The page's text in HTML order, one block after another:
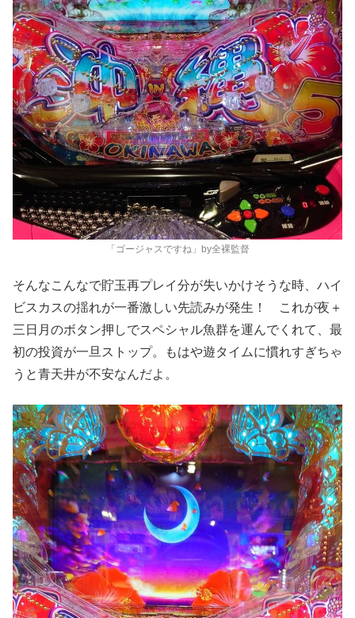
「ゴージャスですね」by全裸監督
そんなこんなで貯⽟再プレイ分が失いかけそうな時、ハイ
ビスカスの揺れが⼀番激しい先読みが発⽣！ これが夜＋
三⽇⽉のボタン押しでスペシャル⿂群を運んでくれて、最
初の投資が⼀旦ストップ。もはや遊タイムに慣れすぎちゃ
うと⻘天井が不安なんだよ。